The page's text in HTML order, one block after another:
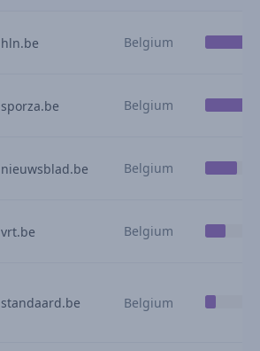
hln.be Belgium
sporza.be Belgium
nieuwsblad.be Belgium
vrt.be Belgium
standaard.be Belgium